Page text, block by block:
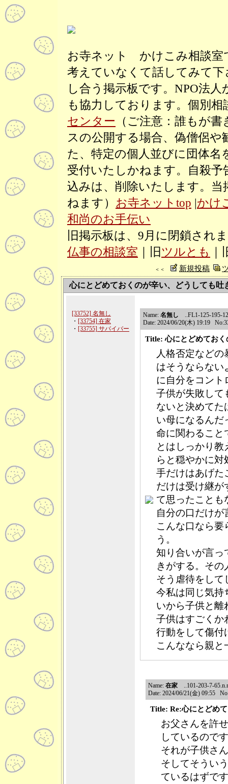
お寺ネット かけこみ相談室
考えていなくて話してみて
し合う掲示板です。NPO法
も協力しております。個別相
センター （ご注意：誰もが
スの公開する場合、偽僧侶
た、特定の個人並びに団体
受付いたしかねます。自殺
込みは、削除いたします。
ねます） お寺ネットtop |かけ
和尚のお手伝い
旧掲示板は、9月に閉鎖され
仏事の相談室 ｜旧ツルとも ｜
＜＜ 新規投稿
心にとどめておくのが辛い、どうしても吐
[33752] 名無し
・ [33754] 在家
・ [33755] サバイバー
Name: 名無し ..FL1-125-195-
Date: 2024/06/20(木) 19:19
Title: 心にとどめてお
人格否定など
はそうならない
に自分をコント
子供が失敗して
ないと決めてた
い母になるんだ
命に関わること
とはしっかり
らと穏やかに
手だけはあげた
だけは受け継が
て思ったことも
自分の口だけが
こんな口なら要
う。
知り合いが言っ
きがする。そ
そう虐待をして
今私は同じ気持
いから子供と離
子供はすごくか
行動をして傷付
こんななら親と
Name: 在家 ..101-203-7-
Date: 2024/06/21(金) 09:55
Title: Re:心にとどめ
お父さんを許
しているので
それが子供さ
そしてそうい
ているはずで